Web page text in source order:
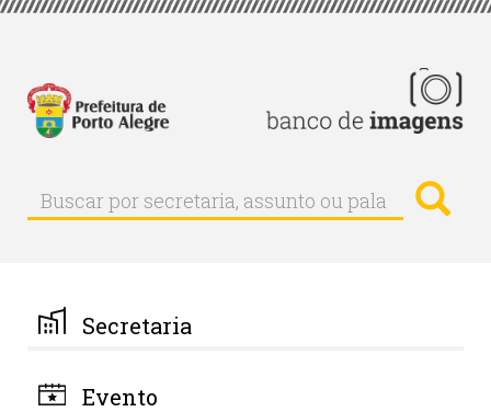
Pular
principal
Buscar
Buscar
por
palavra-
chave
Secretaria
Evento